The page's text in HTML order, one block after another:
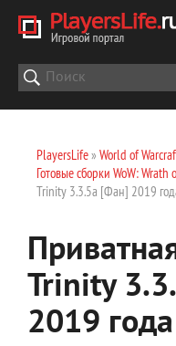
PlayersLife» World of
Готовые сборки WoW:
Trinity 3.3.5a [Фан] 2019
Trinity
2019 года